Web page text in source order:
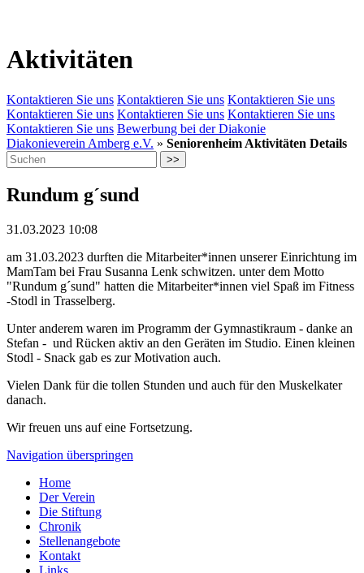
Aktivitäten
Kontaktieren Sie uns Kontaktieren Sie uns Kontaktieren Sie uns
Kontaktieren Sie uns Kontaktieren Sie uns Kontaktieren Sie uns
Kontaktieren Sie uns Bewerbung bei der Diakonie
Diakonieverein Amberg e.V. » Seniorenheim Aktivitäten Details
>>
Rundum g´sund
31.03.2023 10:08
am 31.03.2023 durften die Mitarbeiter*innen unserer Einrichtung im
MamTam bei Frau Susanna Lenk schwitzen. unter dem Motto
"Rundum g´sund" hatten die Mitarbeiter*innen viel Spaß im Fitness
-Stodl in Trasselberg.
Unter anderem waren im Programm der Gymnastikraum - danke an
Stefan - und Rücken aktiv an den Geräten im Studio. Einen kleinen
Stodl - Snack gab es zur Motivation auch.
Vielen Dank für die tollen Stunden und auch für den Muskelkater
danach.
Wir freuen uns auf eine Fortsetzung.
Navigation überspringen
Home
Der Verein
Die Stiftung
Chronik
Stellenangebote
Kontakt
Links